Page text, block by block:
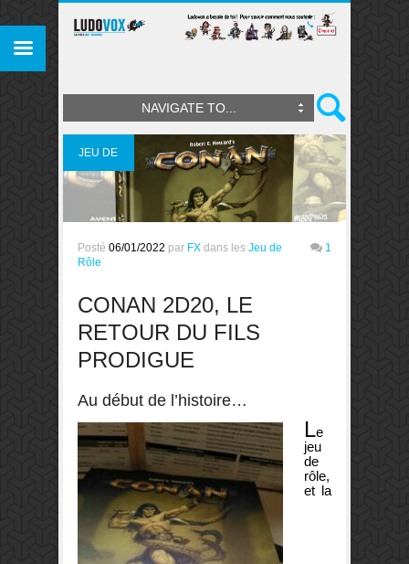
NAVIGATE TO...
JEU DE
RÔLE
Posté 06/01/2022 par FX dans les Jeu de
Rôle
1
CONAN 2D20, LE
RETOUR DU FILS
PRODIGUE
Au début de l’histoire…
Le
jeu
de
rôle,
et la